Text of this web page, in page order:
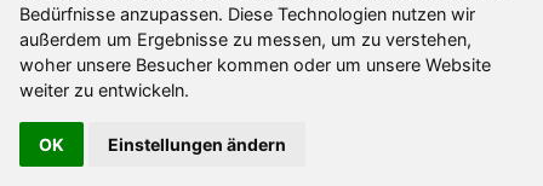
Bedürfnisse anzupassen. Diese Technologien nutzen wir
außerdem um Ergebnisse zu messen, um zu verstehen,
woher unsere Besucher kommen oder um unsere Website
weiter zu entwickeln.
OK Einstellungen ändern
Hl.Familie modern